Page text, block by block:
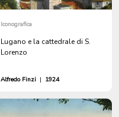
Iconografica
Lugano e la cattedrale di S.
Lorenzo
Alfredo Finzi | 1924